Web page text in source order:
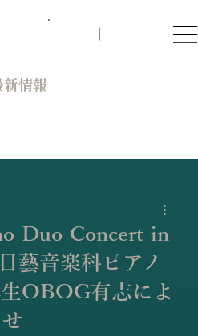
新情報
Duo Concert in
藝音楽科ピアノ
OBOG有志によ